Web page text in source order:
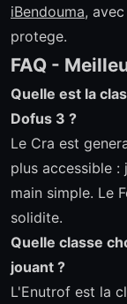
iBendouma,
protege.
FAQ -
Quelle est la
Dofus 3 ?
Le Cra est
plus accessible :
main simple. Le
solidite.
Quelle classe
jouant ?
L'Enutrof est la